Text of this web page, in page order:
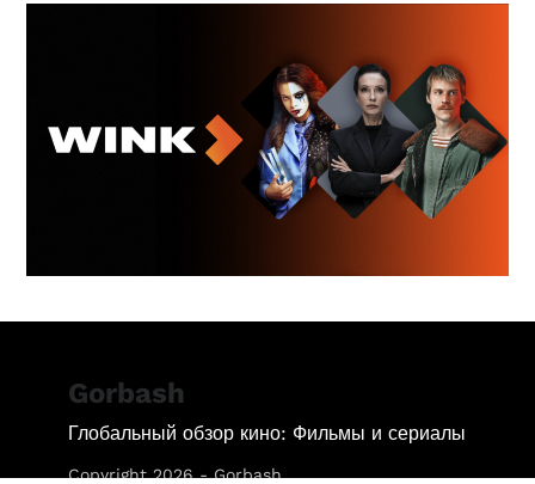
Gorbash
Глобальный обзор кино: Фильмы и сериалы
Copyright 2026 - Gorbash